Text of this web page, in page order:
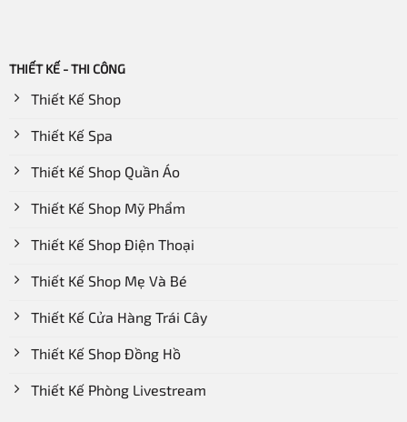
THIẾT KẾ - THI CÔNG
Thiết Kế Shop
Thiết Kế Spa
Thiết Kế Shop Quần Áo
Thiết Kế Shop Mỹ Phẩm
Thiết Kế Shop Điện Thoại
Thiết Kế Shop Mẹ Và Bé
Thiết Kế Cửa Hàng Trái Cây
Thiết Kế Shop Đồng Hồ
Thiết Kế Phòng Livestream